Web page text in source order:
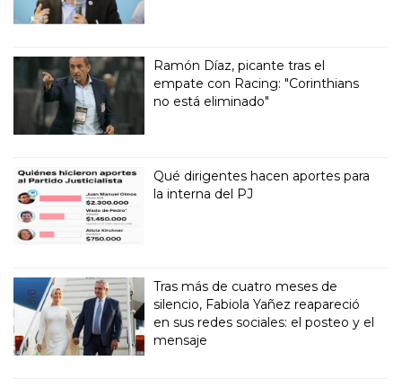
Ramón Díaz, picante tras el
empate con Racing: "Corinthians
no está eliminado"
Qué dirigentes hacen aportes para
la interna del PJ
Tras más de cuatro meses de
silencio, Fabiola Yañez reapareció
en sus redes sociales: el posteo y el
mensaje